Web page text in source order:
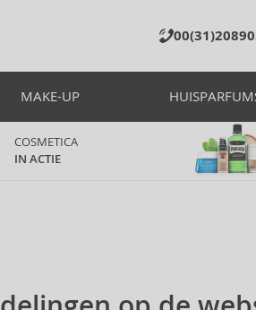
MAKE-UP
COSMETICA
IN ACTIE